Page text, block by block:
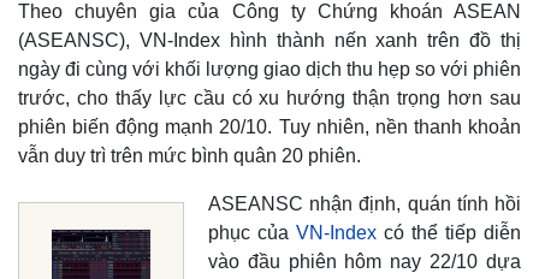
Theo chuyên gia của Công ty Chứng khoán ASEAN
(ASEANSC), VN-Index hình thành nến xanh trên đồ thị
ngày đi cùng với khối lượng giao dịch thu hẹp so với phiên
trước, cho thấy lực cầu có xu hướng thận trọng hơn sau
phiên biến động mạnh 20/10. Tuy nhiên, nền thanh khoản
vẫn duy trì trên mức bình quân 20 phiên.
ASEANSC nhận định, quán tính hồi
phục của VN-Indexcó thể tiếp diễn
vào đầu phiên hôm nay 22/10 dựa